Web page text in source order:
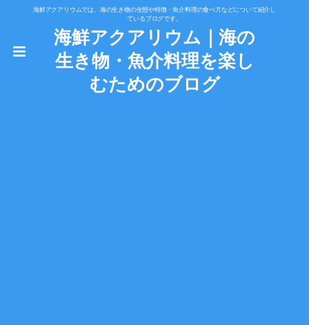
海鮮アクアリウムでは、海の生き物の生態や特徴・魚介料理の食べ方などについて紹介し
ているブログです。
海鮮アクアリウム｜海の
生き物・魚介料理を楽し
むためのブログ